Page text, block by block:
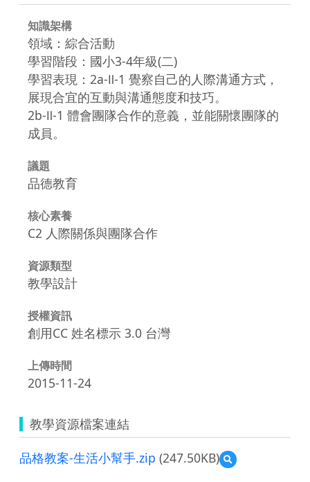
知識架構
領域：綜合活動
學習階段：國小3-4年級(二)
學習表現：2a-Ⅱ-1 覺察自己的人際溝通方式，
展現合宜的互動與溝通態度和技巧。
2b-Ⅱ-1 體會團隊合作的意義，並能關懷團隊的
成員。
議題
品德教育
核心素養
C2 人際關係與團隊合作
資源類型
教學設計
授權資訊
創用CC 姓名標示 3.0 台灣
上傳時間
2015-11-24
教學資源檔案連結
品格教案-生活小幫手.zip (247.50KB)
預
覽